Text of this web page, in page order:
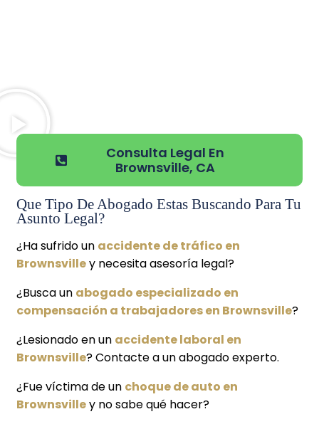
Consulta Legal En
Brownsville, CA
Que Tipo De Abogado Estas Buscando Para Tu
Asunto Legal?
¿Ha sufrido un accidente de tráfico en
Brownsvilley necesita asesoría legal?
¿Busca un abogado especializado en
compensación a trabajadores en Brownsville?
¿Lesionado en un accidente laboral en
Brownsville? Contacte a un abogado experto.
¿Fue víctima de un choque de auto en
Brownsvilley no sabe qué hacer?